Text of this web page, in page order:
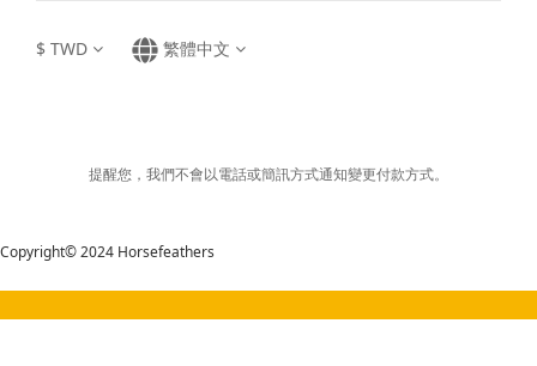
$ TWD 繁體中文
提醒您，我們不會以電話或簡訊方式通知變更付款方式。
Copyright© 2024 Horsefeathers